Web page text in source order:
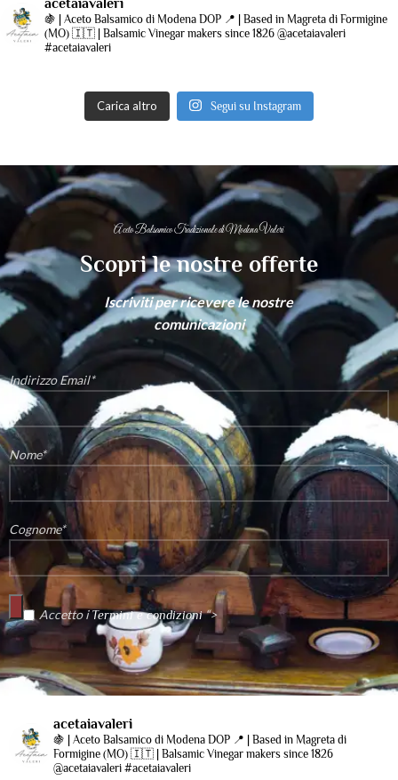
🍇 | Aceto Balsamico di Modena DOP 📍 | Based in Magreta di Formigine
(MO) 🇮🇹 | Balsamic Vinegar makers since 1826 @acetaiavaleri
#acetaiavaleri
Carica altro Segui su Instagram
Aceto Balsamico Tradizionale di Modena Valeri
Scopri le nostre offerte
Iscriviti per ricevere le nostre
comunicazioni
Indirizzo Email*
Nome*
Cognome*
Accetto iTermini e condizioni“>
acetaiavaleri
🍇 | Aceto Balsamico di Modena DOP 📍 | Based in Magreta di
Formigine (MO) 🇮🇹 | Balsamic Vinegar makers since 1826
@acetaiavaleri #acetaiavaleri